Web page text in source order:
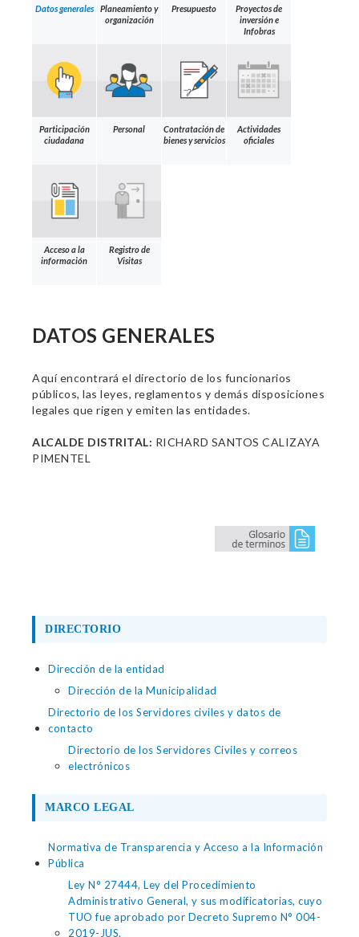
Datos generales
Planeamiento y
organización
Presupuesto
Proyectos de
inversión e
Infobras
Participación
ciudadana
Personal
Contratación de
bienes y servicios
Actividades
oficiales
Acceso a la
información
Registro de
Visitas
DATOS GENERALES
Aquí encontrará el directorio de los funcionarios
públicos, las leyes, reglamentos y demás disposiciones
legales que rigen y emiten las entidades.
ALCALDE DISTRITAL: RICHARD SANTOS CALIZAYA
PIMENTEL
DIRECTORIO
Dirección de la entidad
Dirección de la Municipalidad
Directorio de los Servidores civiles y datos de
contacto
Directorio de los Servidores Civiles y correos
electrónicos
MARCO LEGAL
Normativa de Transparencia y Acceso a la Información
Pública
Ley N° 27444, Ley del Procedimiento
Administrativo General, y sus modificatorias, cuyo
TUO fue aprobado por Decreto Supremo N° 004-
2019-JUS.